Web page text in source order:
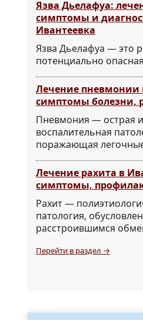
Язва Дьелафуа:
симптомы и
Ивантеевка
Язва Дьелафуа — это
потенциально
Лечение пневмонии
симптомы болезни,
Пневмония — острая
воспалительная
поражающая
Лечение рахита в
симптомы,
Рахит —
патология,
расстроившимся
Перейти в раздел →